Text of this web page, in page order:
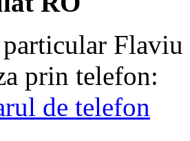
Flaviu
prin telefon:
de telefon